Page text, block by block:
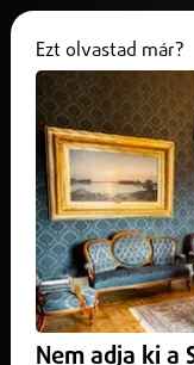
A
2025. október 28.
A temetőben
Ezt olvastad már?
Nem adja ki a